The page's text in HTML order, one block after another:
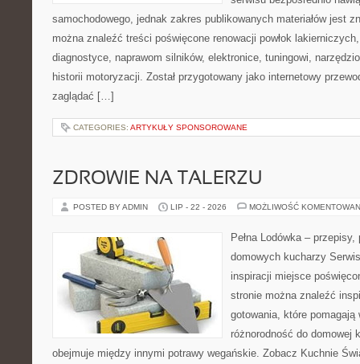
samochodowego, jednak zakres publikowanych materiałów jest
można znaleźć treści poświęcone renowacji powłok
diagnostyce, naprawom silników, elektronice, tuningowi,
historii motoryzacji. Został przygotowany jako internetowy
zaglądać […]
CATEGORIES: ARTYKUŁY SPONSOROWANE
ZDROWIE NA TALERZU
POSTED BY ADMIN LIP - 22 - 2026 MOŻLIWOŚĆ
Pełna Lodówka –
domowych kucharzy
inspiracji miejsce
stronie można znaleźć
gotowania, które pomagają
różnorodność do domowej
obejmuje między innymi potrawy wegańskie. Zobacz Kuchnie